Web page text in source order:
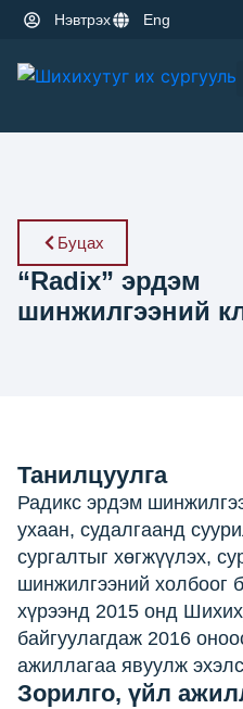
Нэвтрэх Eng
Буцах
“Radix” эрдэм
шинжилгээний
Танилцуулга
Радикс эрдэм
ухаан, судалгаанд
сургалтыг хөгжүүлэх,
шинжилгээний холбоог
хүрээнд 2015 онд
байгуулагдаж 2016
ажиллагаа явуулж
Зорилго, үйл